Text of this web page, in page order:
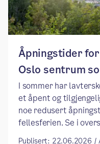
Åpningstider
Oslo sentrum
I sommer har
et åpent og
noe redusert
fellesferien. Se i
Publisert: 22.06.2026 /